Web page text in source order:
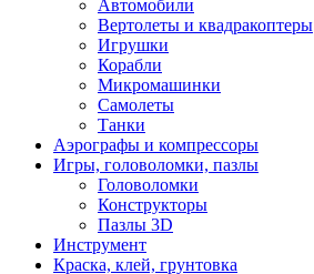
Автомобили
Вертолеты и квадракоптеры
Игрушки
Корабли
Микромашинки
Самолеты
Танки
Аэрографы и компрессоры
Игры, головоломки, пазлы
Головоломки
Конструкторы
Пазлы 3D
Инструмент
Краска, клей, грунтовка